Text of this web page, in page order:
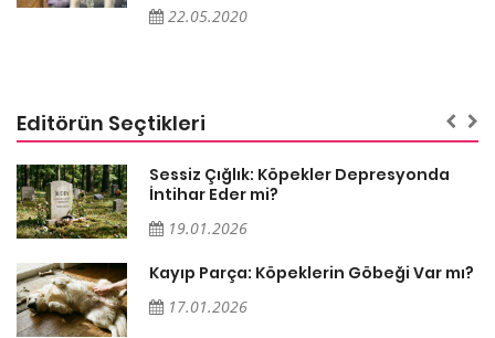
22.05.2020
Editörün Seçtikleri
Sessiz Çığlık: Köpekler Depresyonda
İntihar Eder mi?
19.01.2026
Kayıp Parça: Köpeklerin Göbeği Var mı?
17.01.2026